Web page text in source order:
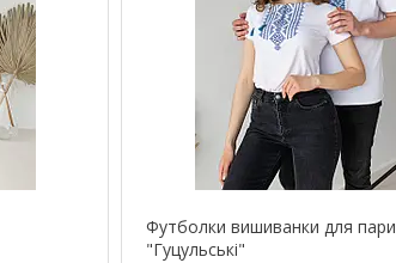
Футболки вишиванки для пари
"Гуцульські"